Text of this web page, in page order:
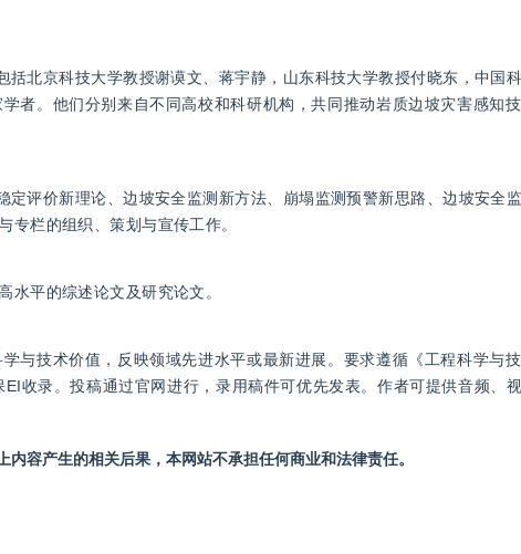
括北京科技大学教授谢谟文、蒋宇静，山东科技大学教授付晓东，中国
者。他们分别来自不同高校和科研机构，共同推动岩质边坡灾害感知
评价新理论、边坡安全监测新方法、崩塌监测预警新思路、边坡安全
专栏的组织、策划与宣传工作。
水平的综述论文及研究论文。
与技术价值，反映领域先进水平或最新进展。要求遵循《工程科学与
收录。投稿通过官网进行，录用稿件可优先发表。作者可提供音频、
容产生的相关后果，本网站不承担任何商业和法律责任。